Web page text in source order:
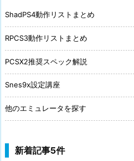
ShadPS4動作リストまとめ
RPCS3動作リストまとめ
PCSX2推奨スペック解説
Snes9x設定講座
他のエミュレータを探す
新着記事5件